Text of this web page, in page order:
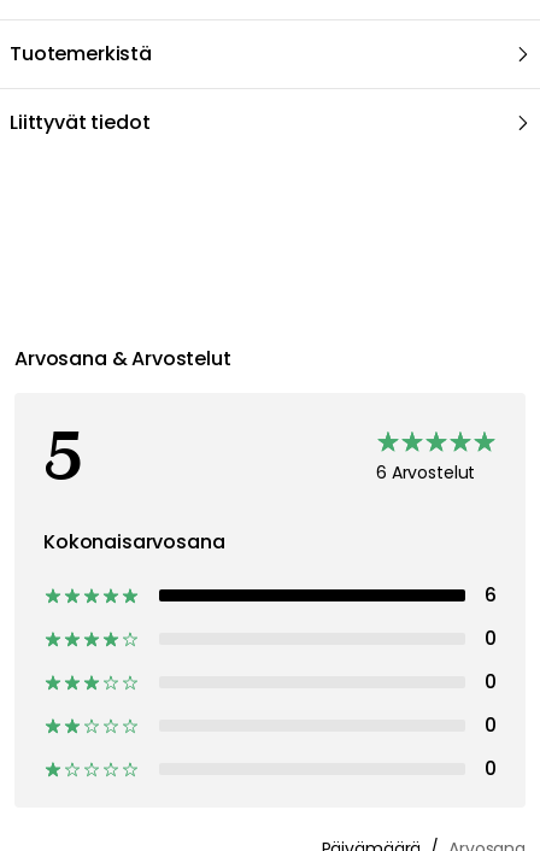
Tuotemerkistä
Liittyvät tiedot